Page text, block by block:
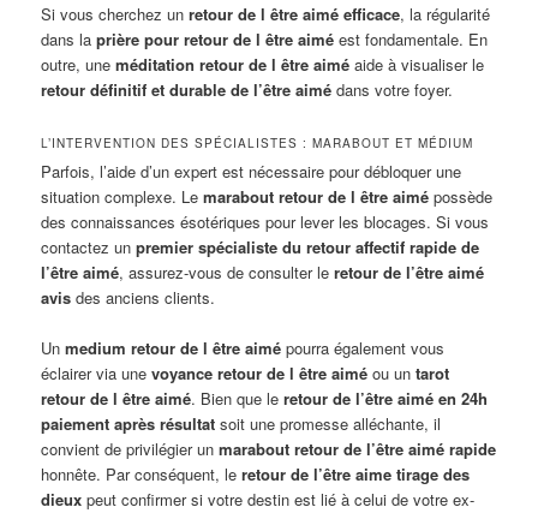
Si vous cherchez unretour de l être aimé efficace, la régularité
dans laprière pour retour de l être aimé est fondamentale. En
outre, uneméditation retour de l être aimé aide à visualiser le
retour définitif et durable de l’être aimé dans votre foyer.
L’INTERVENTION DES SPÉCIALISTES : MARABOUT ET MÉDIUM
Parfois, l’aide d’un expert est nécessaire pour débloquer une
situation complexe. Lemarabout retour de l être aimé possède
des connaissances ésotériques pour lever les blocages. Si vous
contactez unpremier spécialiste du retour affectif rapide de
l’être aimé, assurez-vous de consulter leretour de l’être aimé
avis des anciens clients.
Unmedium retour de l être aimé pourra également vous
éclairer via unevoyance retour de l être aimé ou untarot
retour de l être aimé. Bien que leretour de l’être aimé en 24h
paiement après résultat soit une promesse alléchante, il
convient de privilégier unmarabout retour de l’être aimé rapide
honnête. Par conséquent, leretour de l’être aime tirage des
dieux peut confirmer si votre destin est lié à celui de votre ex-